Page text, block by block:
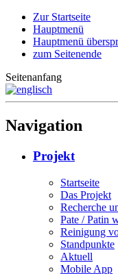
Zur Startseite
Hauptmenü
Hauptmenü
zum Seitenende
Seitenanfang
Navigation
Projekt
Startseite
Das Projekt
Recherche
Pate / Patin
Reinigung
Standpunkte
Aktuell
Mobile App